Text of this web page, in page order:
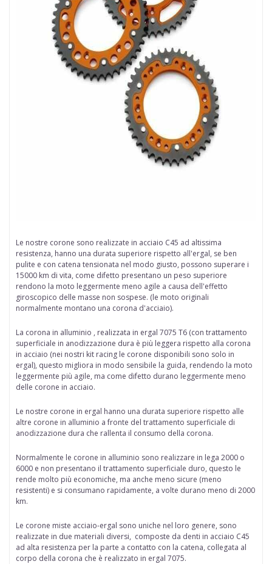
Le nostre corone sono realizzate in acciaio C45 ad altissima
resistenza, hanno una durata superiore rispetto all'ergal, se ben
pulite e con catena tensionata nel modo giusto, possono superare i
15000 km di vita, come difetto presentano un peso superiore
rendono la moto leggermente meno agile a causa dell'effetto
giroscopico delle masse non sospese. (le moto originali
normalmente montano una corona d'acciaio).
La corona in alluminio , realizzata in ergal 7075 T6 (con trattamento
superficiale in anodizzazione dura è più leggera rispetto alla corona
in acciaio (nei nostri kit racing le corone disponibili sono solo in
ergal), questo migliora in modo sensibile la guida, rendendo la moto
leggermente più agile, ma come difetto durano leggermente meno
delle corone in acciaio.
Le nostre corone in ergal hanno una durata superiore rispetto alle
altre corone in alluminio a fronte del trattamento superficiale di
anodizzazione dura che rallenta il consumo della corona.
Normalmente le corone in alluminio sono realizzare in lega 2000 o
6000 e non presentano il trattamento superficiale duro, questo le
rende molto più economiche, ma anche meno sicure (meno
resistenti) e si consumano rapidamente, a volte durano meno di 2000
km.
Le corone miste acciaio-ergal sono uniche nel loro genere, sono
realizzate in due materiali diversi, composte da denti in acciaio C45
ad alta resistenza per la parte a contatto con la catena, collegata al
corpo della corona che è realizzato in ergal 7075.